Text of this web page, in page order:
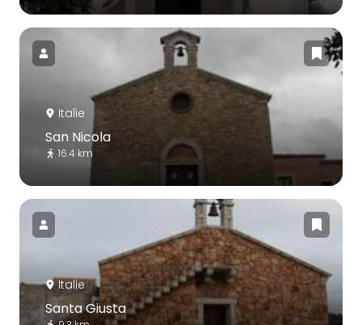
Italie
San Nicola
16.4 km
Italie
Santa Giusta